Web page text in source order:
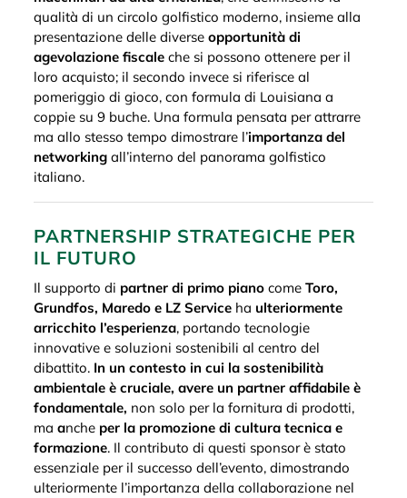
qualità di un circolo golfistico moderno, insieme alla
presentazione delle diverseopportunità di
agevolazione fiscale che si possono ottenere per il
loro acquisto; il secondo invece si riferisce al
pomeriggio di gioco, con formula di Louisiana a
coppie su 9 buche. Una formula pensata per attrarre
ma allo stesso tempo dimostrare l’importanza del
networking all’interno del panorama golfistico
italiano.
PARTNERSHIP STRATEGICHE PER
IL FUTURO
Il supporto di partner di primo piano comeToro,
Grundfos, Maredo e LZ Service ha ulteriormente
arricchito l’esperienza, portando tecnologie
innovative e soluzioni sostenibili al centro del
dibattito. In un contesto in cui la sostenibilità
ambientale è cruciale, avere un partner affidabile è
fondamentale, non solo per la fornitura di prodotti,
maanche per la promozione di cultura tecnica e
formazione. Il contributo di questi sponsor è stato
essenziale per il successo dell’evento, dimostrando
ulteriormente l’importanza della collaborazione nel